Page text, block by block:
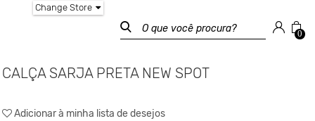
Change Store
0
CALÇA SARJA PRETA NEW SPOT
Adicionar à minha lista de desejos